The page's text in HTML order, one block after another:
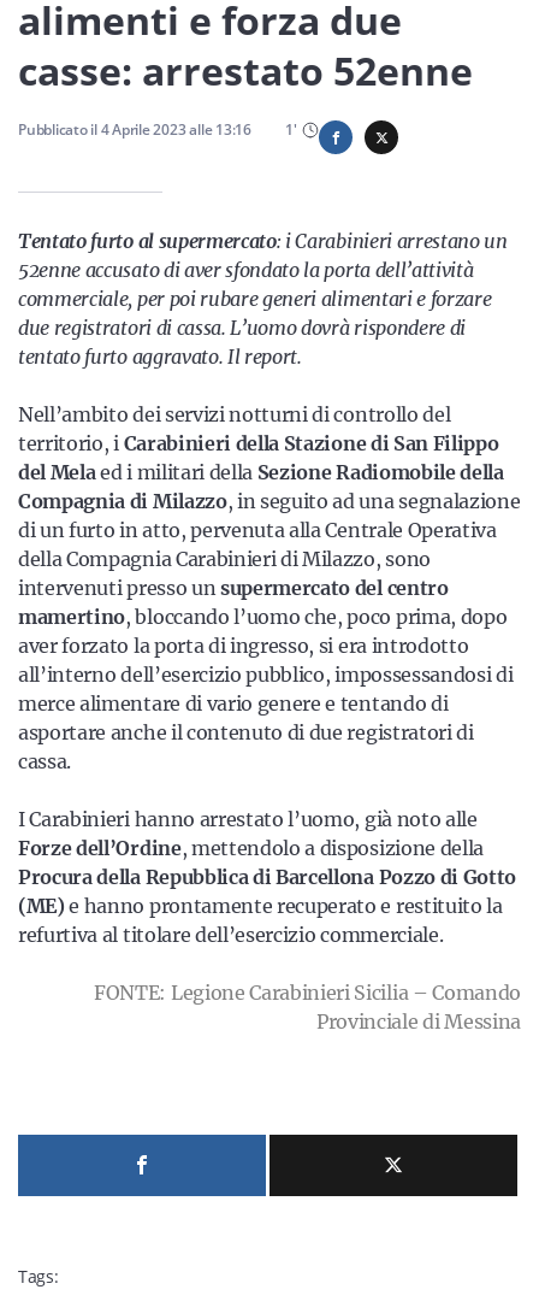
Servizi
Resta sempre aggiornato con le ultime news, iscriviti alla
nostra newsletter
Iscriviti
alimenti e forza due
casse: arrestato 52enne
Pubblicato il4 Aprile 2023alle13:16 1'
Tentato furto al supermercato: i Carabinieri arrestano un
52enne accusato di aver sfondato la porta dell’attività
commerciale, per poi rubare generi alimentari e forzare
due registratori di cassa. L’uomo dovrà rispondere di
tentato furto aggravato. Il report.
Nell’ambito dei servizi notturni di controllo del
territorio, iCarabinieri della Stazione di San Filippo
del Melaed i militari della Sezione Radiomobile della
Compagnia di Milazzo, in seguito ad una segnalazione
di un furto in atto, pervenuta alla Centrale Operativa
della Compagnia Carabinieri di Milazzo, sono
intervenuti presso unsupermercato del centro
mamertino, bloccando l’uomo che, poco prima, dopo
aver forzato la porta di ingresso, si era introdotto
all’interno dell’esercizio pubblico, impossessandosi di
merce alimentare di vario genere e tentando di
asportare anche il contenuto di due registratori di
cassa.
I Carabinieri hanno arrestato l’uomo, già noto alle
Forze dell’Ordine, mettendolo a disposizione della
Procura della Repubblica di Barcellona Pozzo di Gotto
(ME) e hanno prontamente recuperato e restituito la
refurtiva al titolare dell’esercizio commerciale.
FONTE: Legione Carabinieri Sicilia – Comando
Provinciale di Messina
Tags: